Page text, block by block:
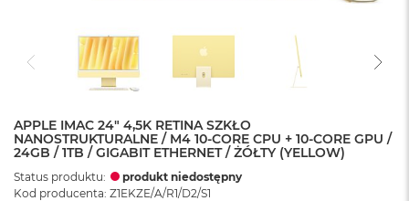
APPLE IMAC 24" 4,5K RETINA SZKŁO
NANOSTRUKTURALNE / M4 10-CORE CPU + 10-CORE GPU /
24GB / 1TB / GIGABIT ETHERNET / ŻÓŁTY (YELLOW)
Status produktu:
produkt niedostępny
Kod producenta: Z1EKZE/A/R1/D2/S1